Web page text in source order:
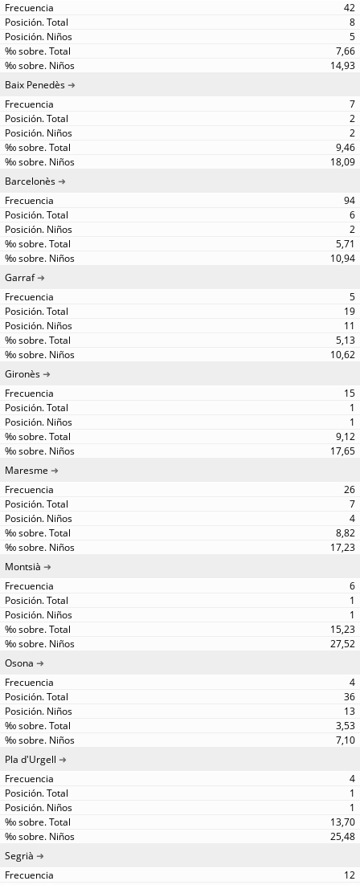
42
8
5
7,66
14,93
Baix Penedès
7
2
2
9,46
18,09
Barcelonès
94
6
2
5,71
10,94
Garraf
5
19
11
5,13
10,62
Gironès
15
1
1
9,12
17,65
Maresme
26
7
4
8,82
17,23
Montsià
6
1
1
15,23
27,52
Osona
4
36
13
3,53
7,10
Pla d'Urgell
4
1
1
13,70
25,48
Segrià
12